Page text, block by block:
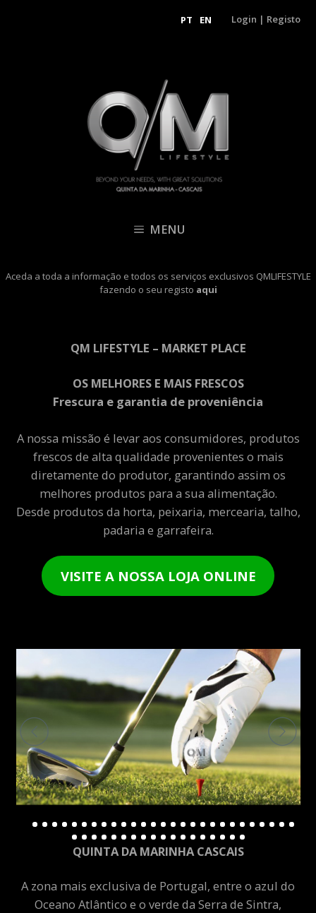
PT EN Login | Registo
MENU
Aceda a toda a informação e todos os serviços exclusivos QMLIFESTYLE
fazendo o seu registo aqui
QM LIFESTYLE – MARKET PLACE
OS MELHORES E MAIS FRESCOS
Frescura e garantia de proveniência
A nossa missão é levar aos consumidores, produtos
frescos de alta qualidade provenientes o mais
diretamente do produtor, garantindo assim os
melhores produtos para a sua alimentação.
Desde produtos da horta, peixaria, mercearia, talho,
padaria e garrafeira.
VISITE A NOSSA LOJA ONLINE
QUINTA DA MARINHA CASCAIS
A zona mais exclusiva de Portugal, entre o azul do
Oceano Atlântico e o verde da Serra de Sintra,